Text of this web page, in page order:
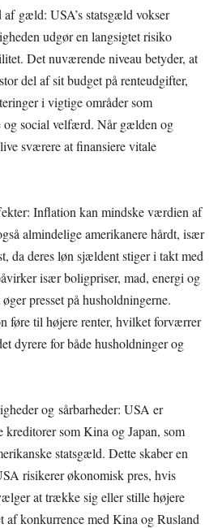
gæld: USA’s statsgæld vokser
udgør en langsigtet risiko
Det nuværende niveau betyder, at
del af sit budget på renteudgifter,
i vigtige områder som
og social velfærd. Når gælden og
sværere at finansiere vitale
Inflation kan mindske værdien af
almindelige amerikanere hårdt, især
da deres løn sjældent stiger i takt med
især boligpriser, mad, energi og
presset på husholdningerne.
føre til højere renter, hvilket forværrer
dyrere for både husholdninger og
og sårbarheder: USA er
som Kina og Japan, som
statsgæld. Dette skaber en
risikerer økonomisk pres, hvis
at trække sig eller stille højere
konkurrence med Kina og Rusland